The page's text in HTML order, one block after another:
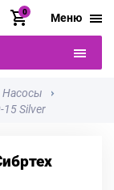
0 Меню
Насосы
Silver